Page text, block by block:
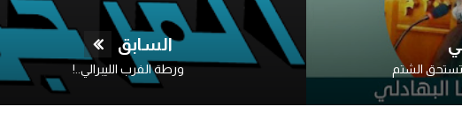
تستحق الشتم
السابق
ورطة الفرب الليبرالي..!